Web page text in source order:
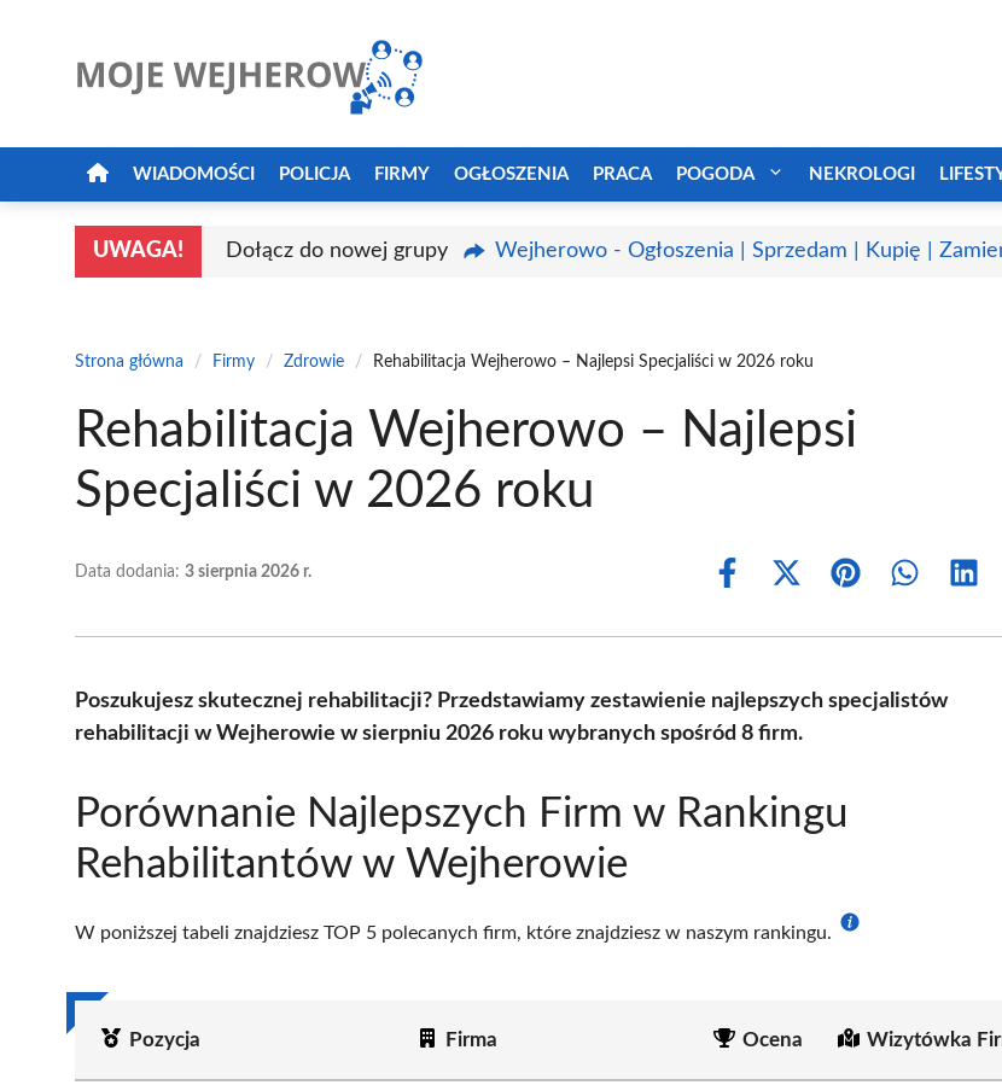
WIADOMOŚCI POLICJA FIRMY OGŁOSZENIA PRACA POGODA NEKROLOGI
UWAGA! Dołącz do nowej grupy Wejherowo - Ogłoszenia | Sprzedam | Kupię |
Strona główna / Firmy / Zdrowie / Rehabilitacja Wejherowo – Najlepsi Specjaliści w 2026 roku
Rehabilitacja Wejherowo – Najlepsi
Specjaliści w 2026 roku
Data dodania: 3 sierpnia 2026 r.
Share
Share
(Twitter)
Share Share
Poszukujesz skutecznej rehabilitacji? Przedstawiamy zestawienie najlepszych specjalistów
rehabilitacji w Wejherowie w sierpniu 2026 roku wybranych spośród 8 firm.
Porównanie Najlepszych Firm w Rankingu
Rehabilitantów w Wejherowie
W poniższej tabeli znajdziesz TOP 5 polecanych firm, które znajdziesz w naszym rankingu.
Pozycja Firma Ocena Wizytówka